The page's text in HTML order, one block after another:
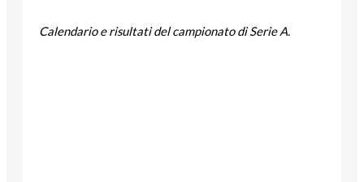
Calendario e risultati del campionato di Serie A.